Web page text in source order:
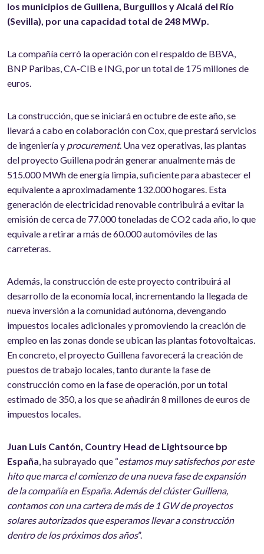
los municipios de Guillena, Burguillos y Alcalá del Río
(Sevilla), por una capacidad total de 248 MWp.
La compañía cerró la operación con el respaldo de BBVA,
BNP Paribas, CA-CIB e ING, por un total de 175 millones de
euros.
La construcción, que se iniciará en octubre de este año, se
llevará a cabo en colaboración con Cox, que prestará servicios
de ingeniería y procurement. Una vez operativas, las plantas
del proyecto Guillena podrán generar anualmente más de
515.000 MWh de energía limpia, suficiente para abastecer el
equivalente a aproximadamente 132.000 hogares. Esta
generación de electricidad renovable contribuirá a evitar la
emisión de cerca de 77.000 toneladas de CO2 cada año, lo que
equivale a retirar a más de 60.000 automóviles de las
carreteras.
Además, la construcción de este proyecto contribuirá al
desarrollo de la economía local, incrementando la llegada de
nueva inversión a la comunidad autónoma, devengando
impuestos locales adicionales y promoviendo la creación de
empleo en las zonas donde se ubican las plantas fotovoltaicas.
En concreto, el proyecto Guillena favorecerá la creación de
puestos de trabajo locales, tanto durante la fase de
construcción como en la fase de operación, por un total
estimado de 350, a los que se añadirán 8 millones de euros de
impuestos locales.
Juan Luis Cantón, Country Head de Lightsource bp
España, ha subrayado que “estamos muy satisfechos por este
hito que marca el comienzo de una nueva fase de expansión
de la compañía en España. Además del clúster Guillena,
contamos con una cartera de más de 1 GW de proyectos
solares autorizados que esperamos llevar a construcción
dentro de los próximos dos años”.